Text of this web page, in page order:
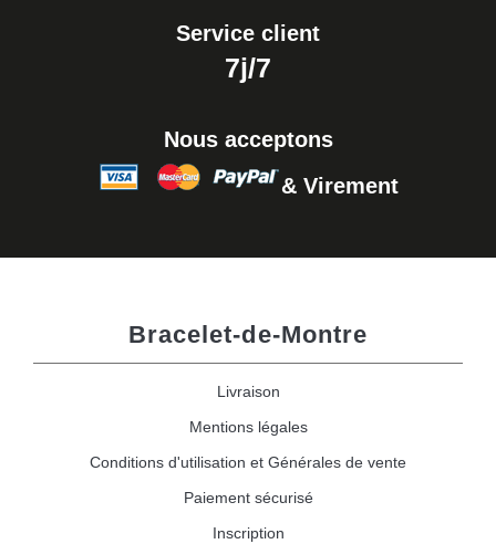
Service client
7j/7
Nous acceptons
& Virement
Bracelet-de-Montre
Livraison
Mentions légales
Conditions d'utilisation et Générales de vente
Paiement sécurisé
Inscription